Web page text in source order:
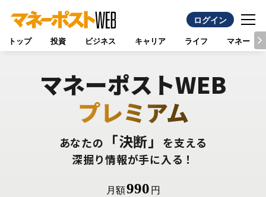
ログイン
トップ 投資 ビジネス キャリア ライフ マネー
マネーポストWEB
プレミアム
あなたの 「決断」
を支える
深掘り情報が手に入る！
月額990 円